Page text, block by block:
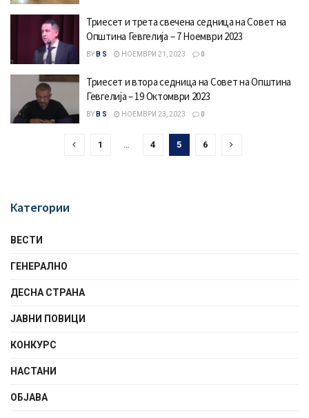
Триесет и трета свечена седница на Совет на
Општина Гевгелија – 7 Ноември 2023
BY B S НОЕМВРИ 21, 2023 0
Триесет и втора седница на Совет на Општина
Гевгелија – 19 Октомври 2023
BY B S НОЕМВРИ 23, 2023 0
1 … 4 5 6
Категории
ВЕСТИ
ГЕНЕРАЛНО
ДЕСНА СТРАНА
ЈАВНИ ПОВИЦИ
КОНКУРС
НАСТАНИ
ОБЈАВА